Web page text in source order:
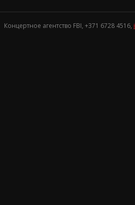
Концертное агентство FBI, +371 6728 4516,